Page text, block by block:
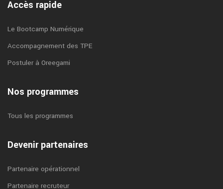
Accès rapide
Le Bootcamp Numérique
Accompagnement des TPE
Postuler à Oreegami
Nos programmes
Tous les programmes
Devenir partenaires
Partenaire opérationnel
Partenaire recruteur